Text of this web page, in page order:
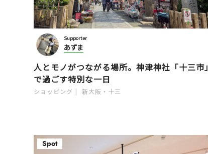
Supporter
あずま
人とモノがつながる場所。神津神社「十三市」
で過ごす特別な一日
ショッピング 新大阪・十三
Spot